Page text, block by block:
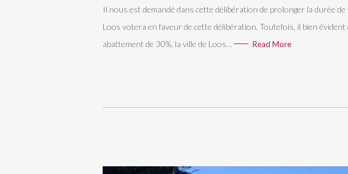
Il nous est demandé dans cette délibération de prolonger la durée
Loos votera en faveur de cette délibération. Toutefois, il bien
abattement de 30%, la ville de Loos…
Read More